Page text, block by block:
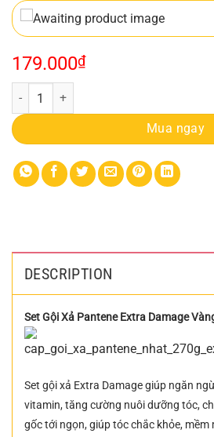
179.000₫
Cặp Gội Xả Pantene Nhật 270g Extra
Mua ngay
DESCRIPTION
Set Gội Xả Pantene Extra Damage
Set gội xả Extra Damage giúp ngăn
vitamin, tăng cường nuôi dưỡng tóc,
gốc tới ngọn, giúp tóc chắc khỏe,